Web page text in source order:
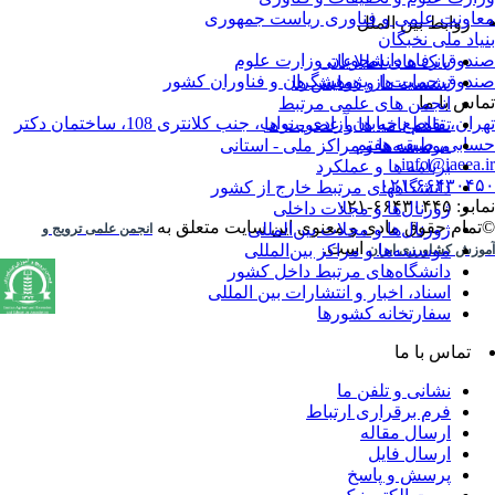
روابط بین الملل
بانک های اطلاعاتی
نشست ها و همایش ها
انجمن های علمی مرتبط
تفاهم نامه ها و عضویت ها
موسسه‌ها و مراکز ملی - استانی
برنامه ها و عملکرد
دانشگاههای مرتبط خارج از کشور
ژورنال‌ها و مجلات داخلی
ژورنال‌ها و مجلات بین‌المللی
موسسه‌ها و مراکز بین‌المللی
دانشگاه‌های مرتبط داخل کشور
اسناد، اخبار و انتشارات بین المللی
سفارتخانه کشورها
تماس با ما
نشانی و تلفن ما
فرم برقراری ارتباط
ارسال مقاله
ارسال فایل
پرسش و پاسخ
علمی و فناوری ریاست جمهوری
ملی نخبگان
رفاه دانشجویان وزارت علوم
حمایت از پژوهشگران و فناوران کشور
با ما
تهران، تقاطع خیابان آزادی - نواب، جنب کلانتری 108، ساختمان دکتر
طبقه هفتم
۶۶۴۳۰۴۵۰
۶۶۴۳۰۴۴۵-۰۲۱
تمام حقوق مادی و معنوی این سایت متعلق بهانجمن علمی ترویج و
کشاورزی ایران است.